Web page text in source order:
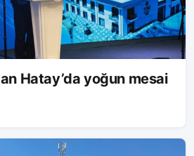
Bakan Kurum’dan Hatay’da yoğun mesai